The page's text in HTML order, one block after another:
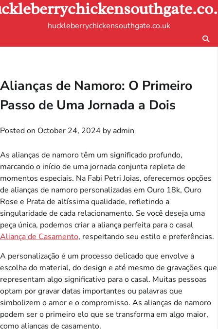
Skip
to
huckleberrychickensouthgate.co.uk
Alianças de Namoro: O Primeiro
Passo de Uma Jornada a Dois
Posted on October 24, 2024 by admin
As alianças de namoro têm um significado profundo,
marcando o início de uma jornada conjunta repleta de
momentos especiais. Na Fabi Petri Joias, oferecemos opções
de alianças de namoro personalizadas em Ouro 18k, Ouro
Rose e Prata de altíssima qualidade, refletindo a
singularidade de cada relacionamento. Se você deseja uma
peça única, podemos criar a aliança perfeita para o casal
Aliança de Casamento, respeitando seu estilo e preferências.
A personalização é um processo delicado que envolve a
escolha do material, do design e até mesmo de gravações que
representam algo significativo para o casal. Muitas pessoas
optam por gravar datas importantes ou palavras que
simbolizem o amor e o compromisso. As alianças de namoro
podem ser o primeiro elo que se transforma em algo maior,
como alianças de casamento.